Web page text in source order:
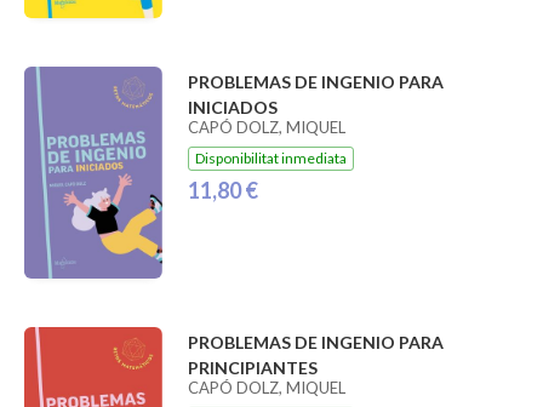
PROBLEMAS DE INGENIO PARA
INICIADOS
CAPÓ DOLZ, MIQUEL
Disponibilitat inmediata
11,80 €
PROBLEMAS DE INGENIO PARA
PRINCIPIANTES
CAPÓ DOLZ, MIQUEL